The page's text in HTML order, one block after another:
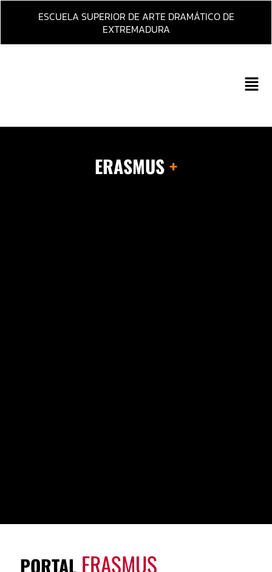
Ir
ESCUELA SUPERIOR DE ARTE DRAMÁTICO DE
EXTREMADURA
Main
ERASMUS+
PORTAL ERASMUS